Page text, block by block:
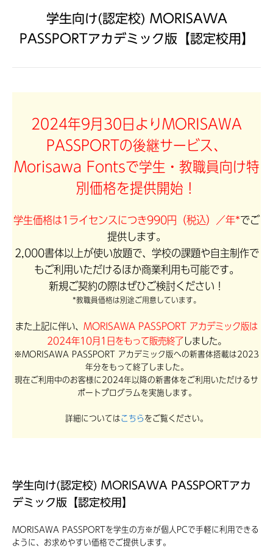
学生向け(認定校) MORISAWA
PASSPORTアカデミック版【認定校用】
2024年9月30日よりMORISAWA
PASSPORTの後継サービス、
Morisawa Fontsで学生・教職員向け特
別価格を提供開始！
学生価格は1ライセンスにつき990円（税込）／年*でご
提供します。
2,000書体以上が使い放題で、学校の課題や自主制作で
もご利用いただけるほか商業利用も可能です。
新規ご契約の際はぜひご検討ください！
*教職員価格は別途ご用意しています。
また上記に伴い、 MORISAWA PASSPORT アカデミック版は
2024年10月1日をもって販売終了しました。
※MORISAWA PASSPORT アカデミック版への新書体搭載は2023
年分をもって終了しました。
現在ご利用中のお客様に2024年以降の新書体をご利用いただけるサ
ポートプログラムを実施します。
詳細についてはこちら をご覧ください。
学生向け(認定校) MORISAWA PASSPORTアカ
デミック版【認定校用】
MORISAWA PASSPORTを学生の方※が個人PCで手軽に利用できる
ように、お求めやすい価格でご提供します。